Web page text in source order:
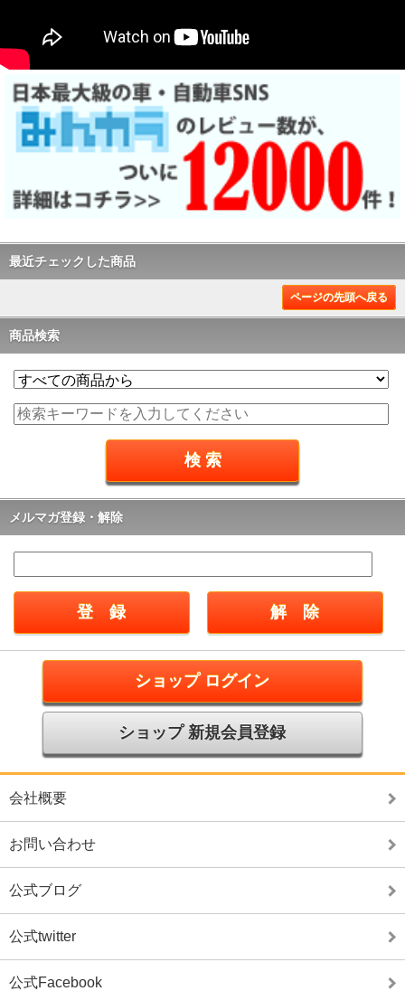
最近チェックした商品
ページの先頭へ戻る
商品検索
メルマガ登録・解除
ショップ ログイン
ショップ 新規会員登録
会社概要
お問い合わせ
公式ブログ
公式twitter
公式Facebook